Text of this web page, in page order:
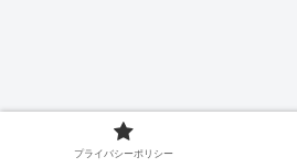
プライバシーポリシー